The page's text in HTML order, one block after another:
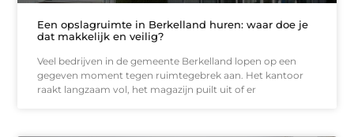
Een opslagruimte in Berkelland huren: waar doe je
dat makkelijk en veilig?
Veel bedrijven in de gemeente Berkelland lopen op een
gegeven moment tegen ruimtegebrek aan. Het kantoor
raakt langzaam vol, het magazijn puilt uit of er